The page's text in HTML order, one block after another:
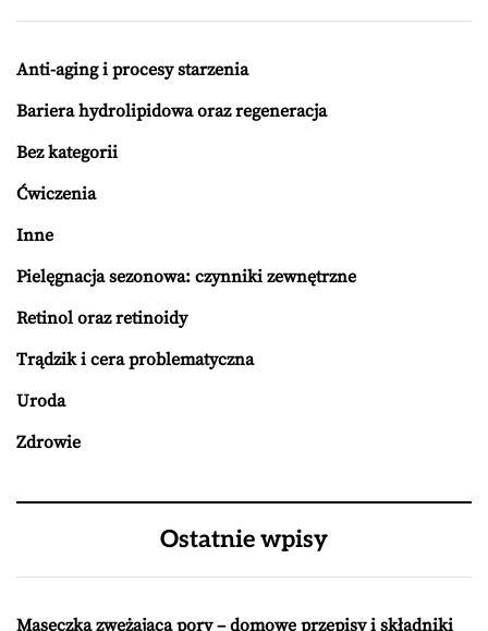
Anti-aging i procesy starzenia
Bariera hydrolipidowa oraz regeneracja
Bez kategorii
Ćwiczenia
Inne
Pielęgnacja sezonowa: czynniki zewnętrzne
Retinol oraz retinoidy
Trądzik i cera problematyczna
Uroda
Zdrowie
Ostatnie wpisy
Maseczka zwężająca pory – domowe przepisy i składniki